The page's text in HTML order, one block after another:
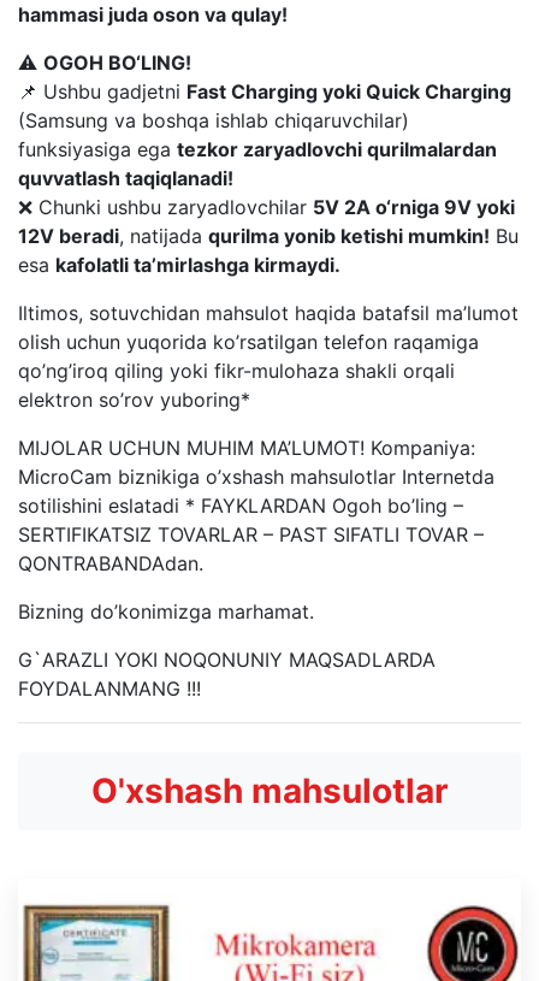
hammasi juda oson va qulay!
⚠️ OGOH BO‘LING!
📌 Ushbu gadjetni Fast Charging yoki Quick Charging
(Samsung va boshqa ishlab chiqaruvchilar)
funksiyasiga ega tezkor zaryadlovchi qurilmalardan
quvvatlash taqiqlanadi!
❌ Chunki ushbu zaryadlovchilar 5V 2A o‘rniga 9V yoki
12V beradi, natijada qurilma yonib ketishi mumkin! Bu
esa kafolatli ta’mirlashga kirmaydi.
Iltimos, sotuvchidan mahsulot haqida batafsil ma’lumot
olish uchun yuqorida ko’rsatilgan telefon raqamiga
qo’ng’iroq qiling yoki fikr-mulohaza shakli orqali
elektron so’rov yuboring*
MIJOLAR UCHUN MUHIM MA’LUMOT! Kompaniya:
MicroCam biznikiga o’xshash mahsulotlar Internetda
sotilishini eslatadi * FAYKLARDAN Ogoh bo’ling –
SERTIFIKATSIZ TOVARLAR – PAST SIFATLI TOVAR –
QONTRABANDAdan.
Bizning do’konimizga marhamat.
G`ARAZLI YOKI NOQONUNIY MAQSADLARDA
FOYDALANMANG !!!
O'xshash mahsulotlar